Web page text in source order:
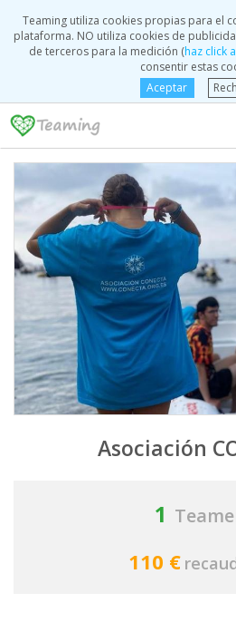
Teaming utiliza cookies propias para el
plataforma. NO utiliza cookies de
de terceros para la medición (haz click
consentir estas
Aceptar
Asociación
1
110 €